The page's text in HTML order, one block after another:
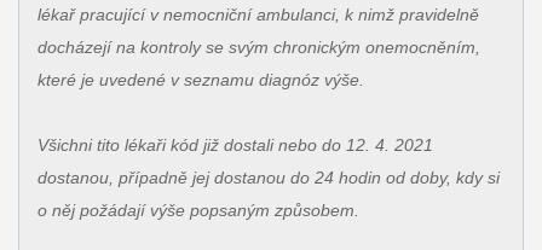
lékař pracující v nemocniční ambulanci, k nimž pravidelně
docházejí na kontroly se svým chronickým onemocněním,
které je uvedené v seznamu diagnóz výše.
Všichni tito lékaři kód již dostali nebo do 12. 4. 2021
dostanou, případně jej dostanou do 24 hodin od doby, kdy si
o něj požádají výše popsaným způsobem.